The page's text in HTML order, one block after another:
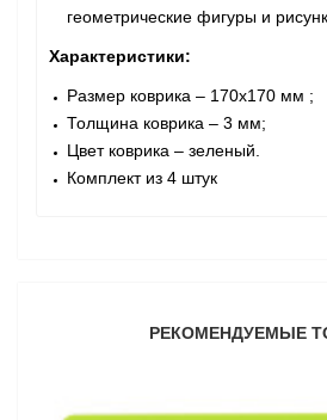
геометрические фигуры и
Характеристики:
Размер коврика – 170x170 мм ;
Толщина коврика – 3 мм;
Цвет коврика – зеленый.
Комплект из 4 штук
РЕКОМЕНДУЕМЫЕ